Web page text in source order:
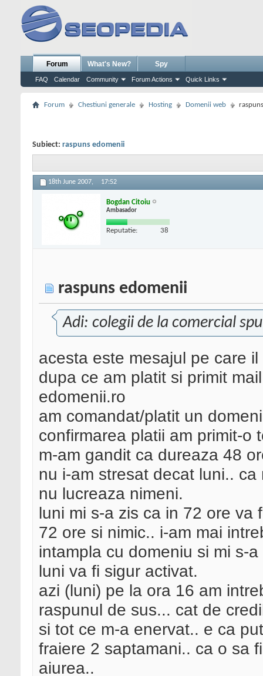
Forum
FAQ Calendar Community Forum Actions Quick Links
What's New? Spy
Forum Chestiuni generale Hosting Domenii web
Subiect: raspuns edomenii
18th June 2007, 17:52
Bogdan Citoiu
Ambasador
Reputatie: 38
raspuns edomenii
Adi: colegii de la comercial
acesta este mesajul pe care
dupa ce am platit si primit
edomenii.ro
am comandat/platit un
confirmarea platii am primit-o
m-am gandit ca dureaza 48
nu i-am stresat decat luni..
nu lucreaza nimeni.
luni mi s-a zis ca in 72 ore va
72 ore si nimic.. i-am mai
intampla cu domeniu si mi s-
luni va fi sigur activat.
azi (luni) pe la ora 16 am
raspunul de sus... cat de
si tot ce m-a enervat.. e ca
fraiere 2 saptamani.. ca o sa
aiurea..